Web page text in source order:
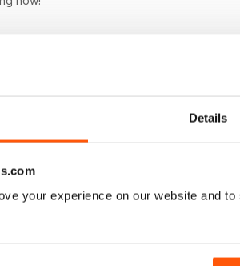
Details
your experience on our website and